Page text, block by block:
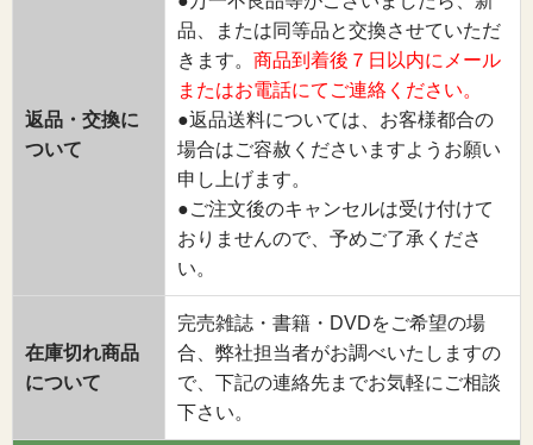
返品・交換に
ついて
品、または同等品と交換させていただ
きます。 商品到着後７日以内にメール
またはお電話にてご連絡ください。
●返品送料については、お客様都合の
場合はご容赦くださいますようお願い
申し上げます。
●ご注文後のキャンセルは受け付けて
おりませんので、予めご了承くださ
い。
在庫切れ商品
について
完売雑誌・書籍・DVDをご希望の場
合、弊社担当者がお調べいたしますの
で、下記の連絡先までお気軽にご相談
下さい。